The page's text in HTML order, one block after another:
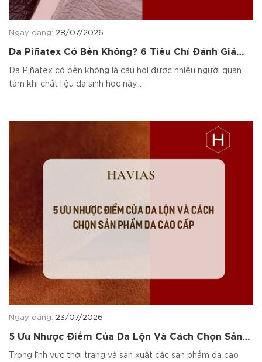
Ngày đăng: 28/07/2026
Da Piñatex Có Bền Không? 6 Tiêu Chí Đánh Giá
Chất Liệu
Da Piñatex có bền không là câu hỏi được nhiều người quan
tâm khi chất liệu da sinh học này...
Ngày đăng: 23/07/2026
5 Ưu Nhược Điểm Của Da Lộn Và Cách Chọn Sản
Trong lĩnh vực thời trang và sản xuất các sản phẩm da cao